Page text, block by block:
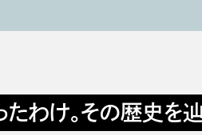
わけ。その歴史を